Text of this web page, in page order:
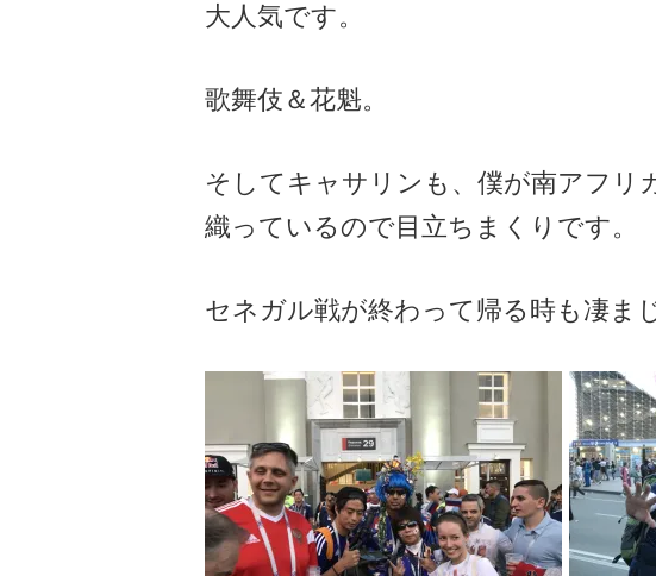
大人気です。
歌舞伎＆花魁。
そしてキャサリンも、僕が南アフリ
織っているので目立ちまくりです。
セネガル戦が終わって帰る時も凄ま